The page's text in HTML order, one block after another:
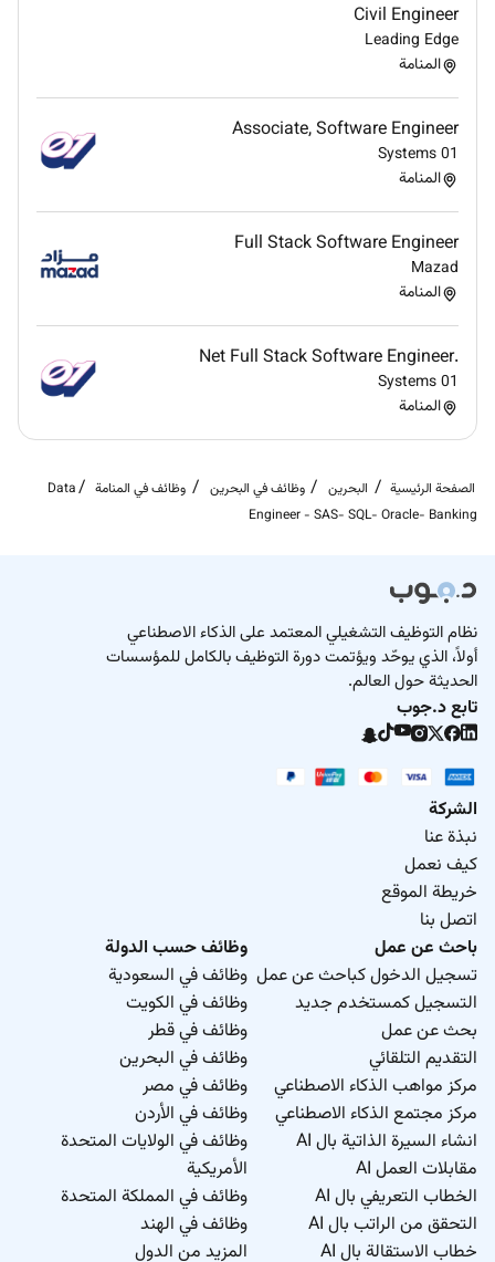
Civil Engineer
Leading Edge
المنامة
Associate, Software Engineer
01 Systems
المنامة
Full Stack Software Engineer
Mazad
المنامة
.Net Full Stack Software Engineer
01 Systems
المنامة
الصفحة الرئيسية البحرين وظائف في البحرين وظائف في المنامة
Data
Engineer - SAS- SQL- Oracle- Banking
نظام التوظيف التشغيلي المعتمد على الذكاء الاصطناعي
أولاً، الذي يوحّد ويؤتمت دورة التوظيف بالكامل للمؤسسات
الحديثة حول العالم.
تابع د.جوب
الشركة
نبذة عنا
كيف نعمل
خريطة الموقع
اتصل بنا
باحث عن عمل
تسجيل الدخول كباحث عن عمل
التسجيل كمستخدم جديد
بحث عن عمل
التقديم التلقائي
مركز مواهب الذكاء الاصطناعي
مركز مجتمع الذكاء الاصطناعي
انشاء السيرة الذاتية بال AI
مقابلات العمل AI
الخطاب التعريفي بال AI
التحقق من الراتب بال AI
خطاب الاستقالة بال AI
وظائف حسب الدولة
وظائف في السعودية
وظائف في الكويت
وظائف في قطر
وظائف في البحرين
وظائف في مصر
وظائف في الأردن
وظائف في الولايات المتحدة
الأمريكية
وظائف في المملكة المتحدة
وظائف في الهند
المزيد من الدول